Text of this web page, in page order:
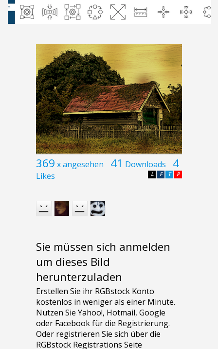
369 x angesehen 41 Downloads 4
Likes P
T
F
L
Sie müssen sich anmelden
um dieses Bild
herunterzuladen